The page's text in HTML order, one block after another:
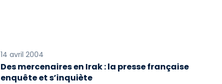
14 avril 2004
Des mercenaires en Irak : la presse française
enquête et s’inquiète